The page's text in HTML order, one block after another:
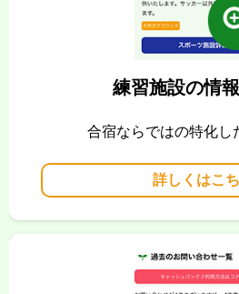
練習施設の情
合宿ならではの特化し
詳しくはこ